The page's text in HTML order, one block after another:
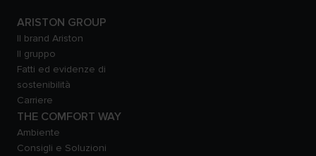
ARISTON GROUP
Il brand Ariston
Il gruppo
Fatti ed evidenze di
sostenibilità
Carriere
THE COMFORT WAY
Ambiente
Consigli e Soluzioni